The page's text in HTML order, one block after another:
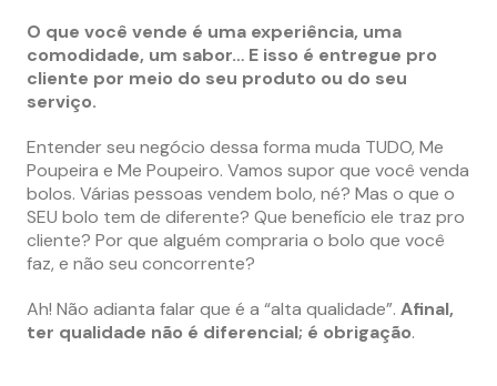
O que você vende é uma experiência, uma
comodidade, um sabor… E isso é entregue pro
cliente por meio do seu produto ou do seu
serviço.
Entender seu negócio dessa forma muda TUDO, Me
Poupeira e Me Poupeiro. Vamos supor que você venda
bolos. Várias pessoas vendem bolo, né? Mas o que o
SEU bolo tem de diferente? Que benefício ele traz pro
cliente? Por que alguém compraria o bolo que você
faz, e não seu concorrente?
Ah! Não adianta falar que é a “alta qualidade”. Afinal,
ter qualidade não é diferencial; é obrigação.